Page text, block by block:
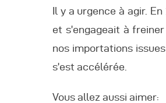
Il y a urgence à agir.
et s’engageait à
nos importations
s’est accélérée.
Vous allez aussi aimer: